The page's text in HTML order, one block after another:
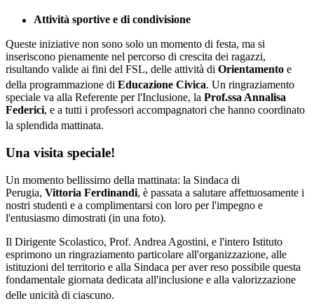
Attività sportive e di condivisione
Queste iniziative non sono solo un momento di festa, ma si
inseriscono pienamente nel percorso di crescita dei ragazzi,
risultando valide ai fini del FSL, delle attività di Orientamento e
della programmazione di Educazione Civica. Un ringraziamento
speciale va alla Referente per l'Inclusione, la Prof.ssa Annalisa
Federici, e a tutti i professori accompagnatori che hanno coordinato
la splendida mattinata.
Una visita speciale!
Un momento bellissimo della mattinata: la Sindaca di
Perugia, Vittoria Ferdinandi, è passata a salutare affettuosamente i
nostri studenti e a complimentarsi con loro per l'impegno e
l'entusiasmo dimostrati (in una foto).
Il Dirigente Scolastico, Prof. Andrea Agostini, e l'intero Istituto
esprimono un ringraziamento particolare all'organizzazione, alle
istituzioni del territorio e alla Sindaca per aver reso possibile questa
fondamentale giornata dedicata all'inclusione e alla valorizzazione
delle unicità di ciascuno.